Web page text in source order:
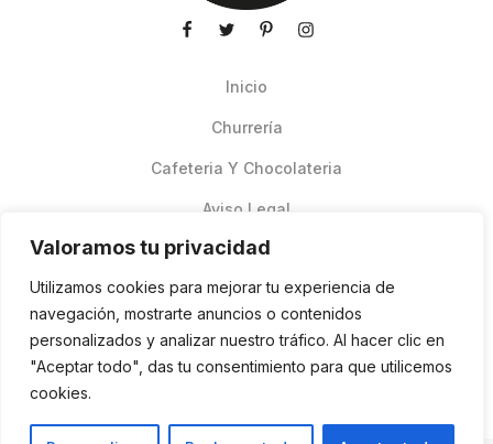
Valoramos tu privacidad
Utilizamos cookies para mejorar tu experiencia de
navegación, mostrarte anuncios o contenidos
personalizados y analizar nuestro tráfico. Al hacer clic en
"Aceptar todo", das tu consentimiento para que utilicemos
cookies.
Inicio
Churrería
Cafeteria Y Chocolateria
Aviso Legal
Pedidos Online Glovo
Contacto